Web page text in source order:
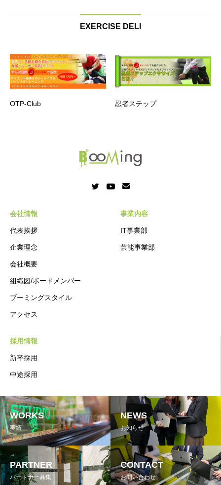
EXERCISE DELI
OTP-Club 忍者ステップ
会社情報
代表挨拶
企業理念
会社概要
組織図/ボードメンバー
ブーミングスタイル
アクセス
事業内容
IT事業部
芸能事業部
採用情報
新卒採用
中途採用
WORKS
実績
NEWS
お知らせ
PARTNER
パートナー募集
CONTACT
お問い合わせ